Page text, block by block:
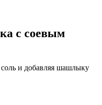
с соевым
и добавляя шашлыку